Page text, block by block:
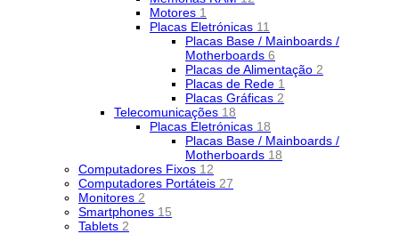
Motores 1
Placas Eletrónicas 11
Placas Base / Mainboards /
Motherboards 6
Placas de Alimentação 2
Placas de Rede 1
Placas Gráficas 2
Telecomunicações 18
Placas Eletrónicas 18
Placas Base / Mainboards /
Motherboards 18
Computadores Fixos 12
Computadores Portáteis 27
Monitores 2
Smartphones 15
Tablets 2